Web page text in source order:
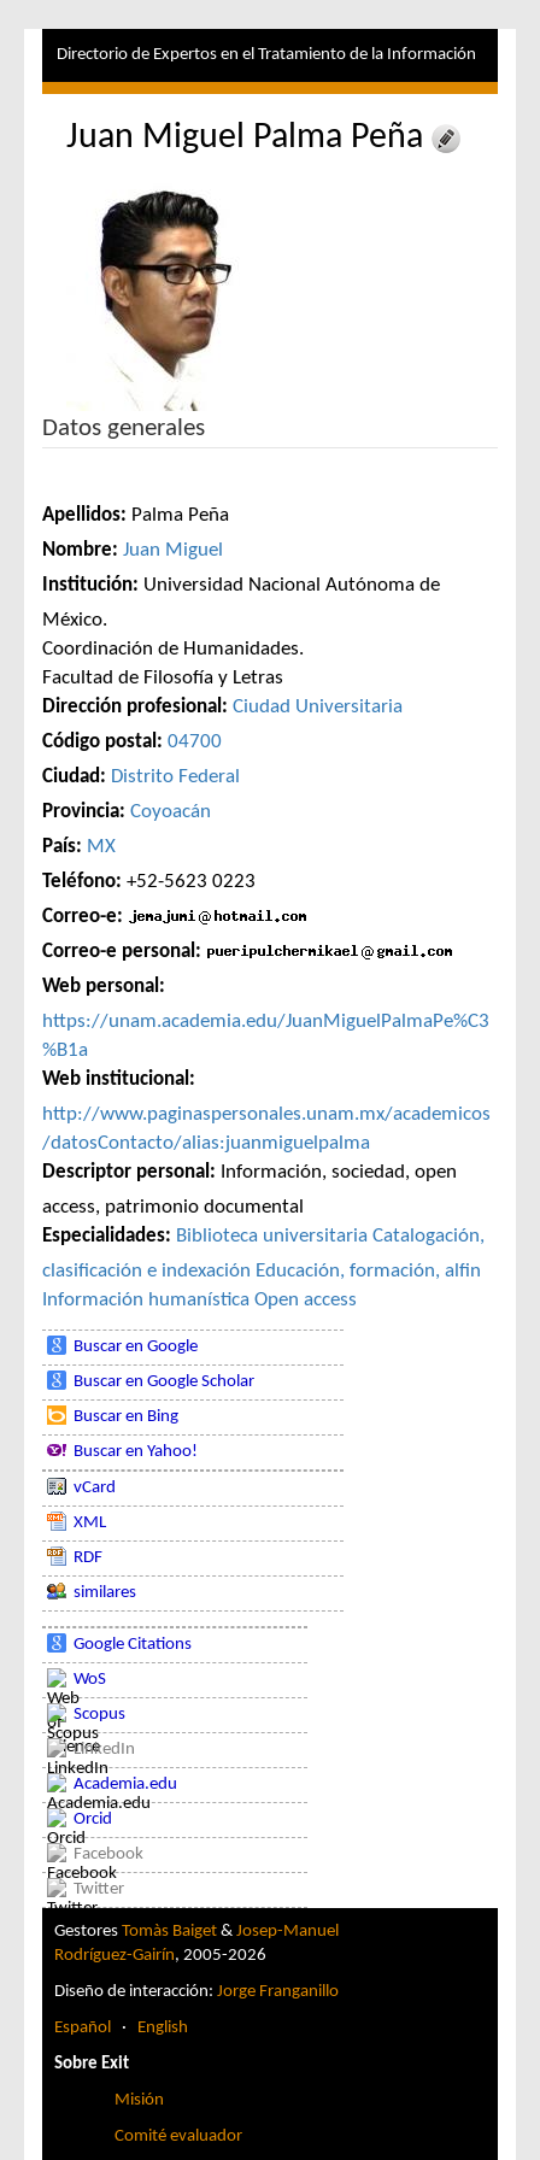
Directorio de Expertos en el Tratamiento de la Información
Juan Miguel Palma Peña
Datos generales
Apellidos: Palma Peña
Nombre: Juan Miguel
Institución: Universidad Nacional Autónoma de
México.
Coordinación de Humanidades.
Facultad de Filosofía y Letras
Dirección profesional: Ciudad Universitaria
Código postal: 04700
Ciudad: Distrito Federal
Provincia: Coyoacán
País: MX
Teléfono: +52-5623 0223
Correo-e:
Correo-e personal:
Web personal:
https://unam.academia.edu/JuanMiguelPalmaPe%C3
%B1a
Web institucional:
http://www.paginaspersonales.unam.mx/academicos
/datosContacto/alias:juanmiguelpalma
Descriptor personal: Información, sociedad, open
access, patrimonio documental
Especialidades: Biblioteca universitaria Catalogación,
clasificación e indexación Educación, formación, alfin
Información humanística Open access
Buscar en Google
Buscar en Google Scholar
Buscar en Bing
Buscar en Yahoo!
vCard
XML
RDF
similares
Google Citations
WoS
Scopus
LinkedIn
Academia.edu
Orcid
Facebook
Twitter
Gestores Tomàs Baiget & Josep-Manuel
Rodríguez-Gairín, 2005-2026
Diseño de interacción: Jorge Franganillo
Español · English
Sobre Exit
Misión
Comité evaluador